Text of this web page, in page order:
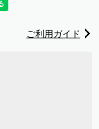
ご利用ガイド